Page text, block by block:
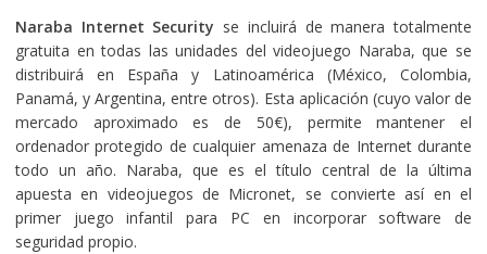
Naraba Internet Security se incluirá de manera totalmente
gratuita en todas las unidades del videojuego Naraba, que se
distribuirá en España y Latinoamérica (México, Colombia,
Panamá, y Argentina, entre otros). Esta aplicación (cuyo valor de
mercado aproximado es de 50€), permite mantener el
ordenador protegido de cualquier amenaza de Internet durante
todo un año. Naraba, que es el título central de la última
apuesta en videojuegos de Micronet, se convierte así en el
primer juego infantil para PC en incorporar software de
seguridad propio.